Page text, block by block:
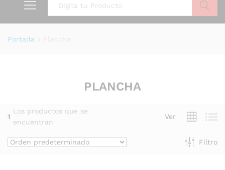
Portada
PLANCHA
1
Los productos que se
encuentran
Ver
Filtro